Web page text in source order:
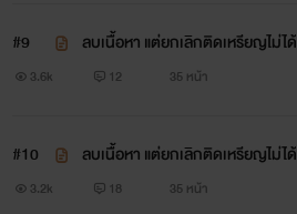
#9 ลบเนื้อหา แต่ยกเลิกติดเหรียญไม่ได้
3.6k 12 35 หน้า
#10 ลบเนื้อหา แต่ยกเลิกติดเหรียญไม่ได้
3.2k 18 35 หน้า